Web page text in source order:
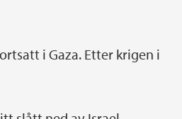
i Gaza. Etter krigen i